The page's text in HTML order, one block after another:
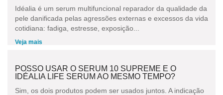
Idéalia é um serum multifuncional reparador da qualidade da
pele danificada pelas agressões externas e excessos da vida
cotidiana: fadiga, estresse, exposição...
Veja mais
POSSO USAR O SERUM 10 SUPREME E O
IDÉALIA LIFE SERUM AO MESMO TEMPO?
Sim, os dois produtos podem ser usados juntos. A indicação